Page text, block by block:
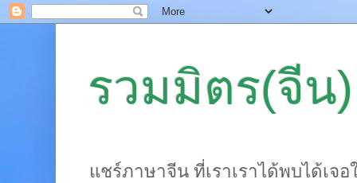
รวมมิตร(จีน)
แชร์ภาษาจีน ที่เราเราได้พบได้เจ